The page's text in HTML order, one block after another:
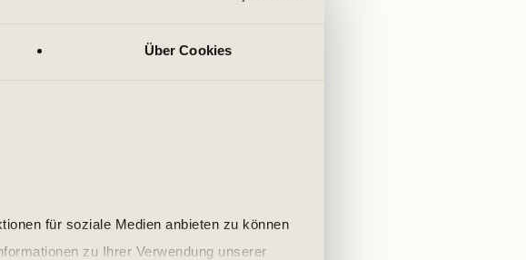
Über Cookies
für soziale Medien anbieten zu können
zu Ihrer Verwendung unserer